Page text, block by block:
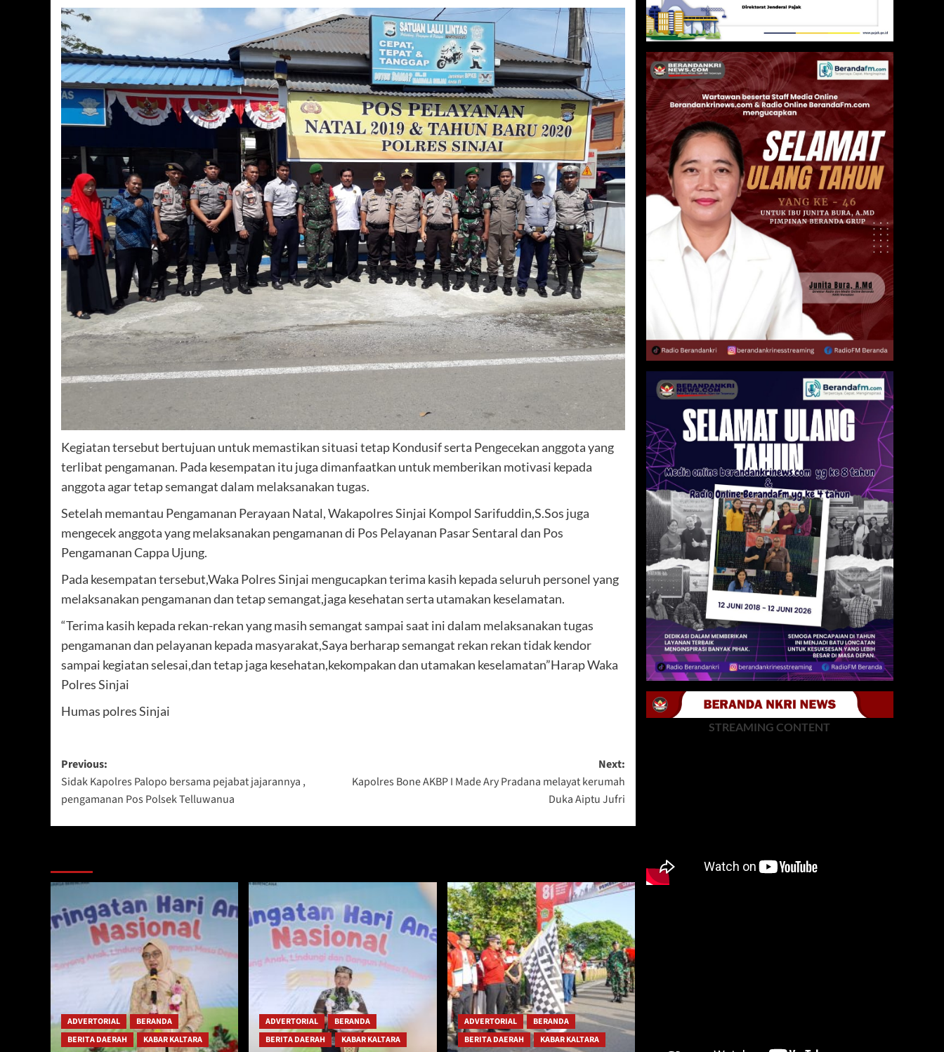
Kegiatan tersebut bertujuan untuk memastikan situasi tetap Kondusif serta Pengecekan anggota yang
terlibat pengamanan. Pada kesempatan itu juga dimanfaatkan untuk memberikan motivasi kepada
anggota agar tetap semangat dalam melaksanakan tugas.
Setelah memantau Pengamanan Perayaan Natal, Wakapolres Sinjai Kompol Sarifuddin,S.Sos juga
mengecek anggota yang melaksanakan pengamanan di Pos Pelayanan Pasar Sentaral dan Pos
Pengamanan Cappa Ujung.
Pada kesempatan tersebut,Waka Polres Sinjai mengucapkan terima kasih kepada seluruh personel yang
melaksanakan pengamanan dan tetap semangat,jaga kesehatan serta utamakan keselamatan.
“Terima kasih kepada rekan-rekan yang masih semangat sampai saat ini dalam melaksanakan tugas
pengamanan dan pelayanan kepada masyarakat,Saya berharap semangat rekan rekan tidak kendor
sampai kegiatan selesai,dan tetap jaga kesehatan,kekompakan dan utamakan keselamatan”Harap Waka
Polres Sinjai
Humas polres Sinjai
Post
navigation
Previous:
Sidak Kapolres Palopo bersama pejabat jajarannya ,
pengamanan Pos Polsek Telluwanua
Next:
Kapolres Bone AKBP I Made Ary Pradana melayat kerumah
Duka Aiptu Jufri
ADVERTORIAL
BERANDA
BERITA DAERAH
KABAR KALTARA
ADVERTORIAL
BERANDA
BERITA DAERAH
KABAR KALTARA
ADVERTORIAL
BERANDA
BERITA DAERAH
KABAR KALTARA
STREAMING CONTENT